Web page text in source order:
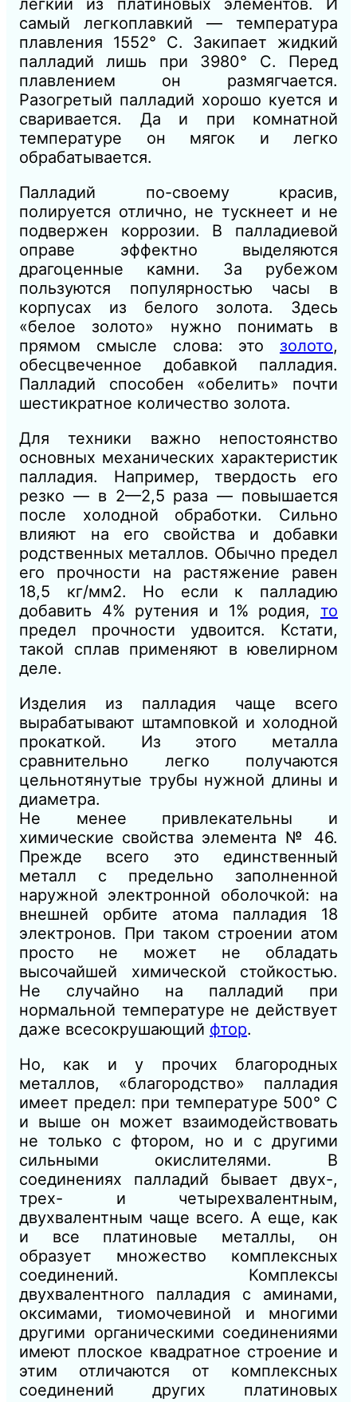
самый легкоплавкий — температура
плавления 1552° С. Закипает жидкий
палладий лишь при 3980° С. Перед
плавлением он размягчается.
Разогретый палладий хорошо куется и
сваривается. Да и при комнатной
температуре он мягок и легко
обрабатывается.
Палладий по-своему красив,
полируется отлично, не тускнеет и не
подвержен коррозии. В палладиевой
оправе эффектно выделяются
драгоценные камни. За рубежом
пользуются популярностью часы в
корпусах из белого золота. Здесь
«белое золото» нужно понимать в
прямом смысле слова: это золото,
обесцвеченное добавкой палладия.
Палладий способен «обелить» почти
шестикратное количество золота.
Для техники важно непостоянство
основных механических характеристик
палладия. Например, твердость его
резко — в 2—2,5 раза — повышается
после холодной обработки. Сильно
влияют на его свойства и добавки
родственных металлов. Обычно предел
его прочности на растяжение равен
18,5 кг/мм2. Но если к палладию
добавить 4% рутения и 1% родия, то
предел прочности удвоится. Кстати,
такой сплав применяют в ювелирном
деле.
Изделия из палладия чаще всего
вырабатывают штамповкой и холодной
прокаткой. Из этого металла
сравнительно легко получаются
цельнотянутые трубы нужной длины и
диаметра.
Не менее привлекательны и
химические свойства элемента № 46.
Прежде всего это единственный
металл с предельно заполненной
наружной электронной оболочкой: на
внешней орбите атома палладия 18
электронов. При таком строении атом
просто не может не обладать
высочайшей химической стойкостью.
Не случайно на палладий при
нормальной температуре не действует
даже всесокрушающий фтор.
Но, как и у прочих благородных
металлов, «благородство» палладия
имеет предел: при температуре 500° С
и выше он может взаимодействовать
не только с фтором, но и с другими
сильными окислителями. В
соединениях палладий бывает двух-,
трех- и четырехвалентным,
двухвалентным чаще всего. А еще, как
и все платиновые металлы, он
образует множество комплексных
соединений. Комплексы
двухвалентного палладия с аминами,
оксимами, тиомочевиной и многими
другими органическими соединениями
имеют плоское квадратное строение и
этим отличаются от комплексных
соединений других платиновых